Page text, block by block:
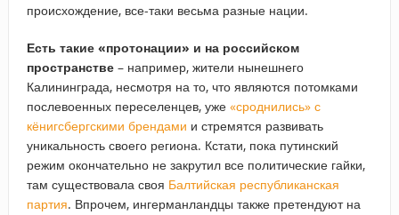
происхождение, все-таки весьма разные нации.
Есть такие «протонации» и на российском
пространстве– например, жители нынешнего
Калининграда, несмотря на то, что являются потомками
послевоенных переселенцев, уже «сроднились» с
кёнигсбергскими брендами и стремятся развивать
уникальность своего региона. Кстати, пока путинский
режим окончательно не закрутил все политические гайки,
там существовала своя Балтийская республиканская
партия. Впрочем, ингерманландцы также претендуют на